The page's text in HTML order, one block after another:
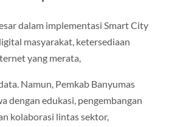
dalam implementasi Smart City
masyarakat, ketersediaan
yang merata,
Namun, Pemkab Banyumas
dengan edukasi, pengembangan
kolaborasi lintas sektor,